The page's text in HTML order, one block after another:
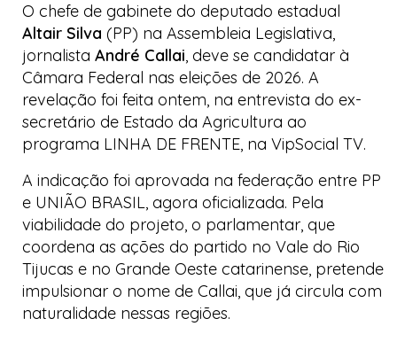
O chefe de gabinete do deputado estadual
Altair Silva (PP) na Assembleia Legislativa,
jornalista André Callai, deve se candidatar à
Câmara Federal nas eleições de 2026. A
revelação foi feita ontem, na entrevista do ex-
secretário de Estado da Agricultura ao
programa LINHA DE FRENTE, na VipSocial TV.
A indicação foi aprovada na federação entre PP
e UNIÃO BRASIL, agora oficializada. Pela
viabilidade do projeto, o parlamentar, que
coordena as ações do partido no Vale do Rio
Tijucas e no Grande Oeste catarinense, pretende
impulsionar o nome de Callai, que já circula com
naturalidade nessas regiões.